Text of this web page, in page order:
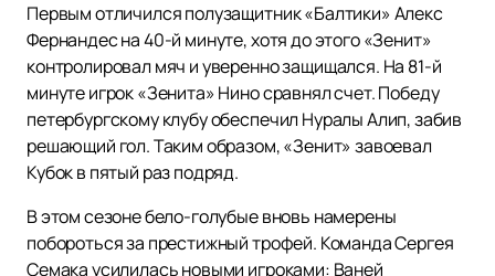
Первым отличился полузащитник «Балтики» Алекс
Фернандес на 40-й минуте, хотя до этого «Зенит»
контролировал мяч и уверенно защищался. На 81-й
минуте игрок «Зенита» Нино сравнял счет. Победу
петербургскому клубу обеспечил Нуралы Алип, забив
решающий гол. Таким образом, «Зенит» завоевал
Кубок в пятый раз подряд.
В этом сезоне бело-голубые вновь намерены
побороться за престижный трофей. Команда Сергея
Семака усилилась новыми игроками: Ваней